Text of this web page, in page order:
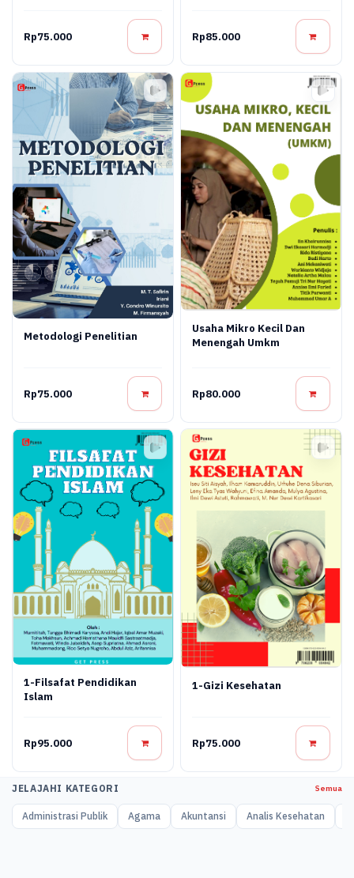
Rp75.000 Rp85.000
Metodologi Penelitian
Rp75.000
Usaha Mikro Kecil Dan
Menengah Umkm
Rp80.000
1-Filsafat Pendidikan
Islam
Rp95.000
1-Gizi Kesehatan
Rp75.000
JELAJAHI KATEGORI Semua
Administrasi Publik Agama Akuntansi Analis Kesehatan